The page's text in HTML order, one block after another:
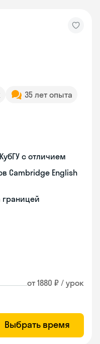
35 лет опыта
с отличием
Cambridge English
границей
от 1880 ₽ / урок
Выбрать время